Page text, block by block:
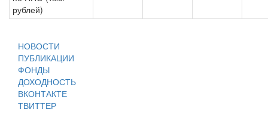
рублей)
НОВОСТИ
ПУБЛИКАЦИИ
ФОНДЫ
ДОХОДНОСТЬ
ВКОНТАКТЕ
ТВИТТЕР